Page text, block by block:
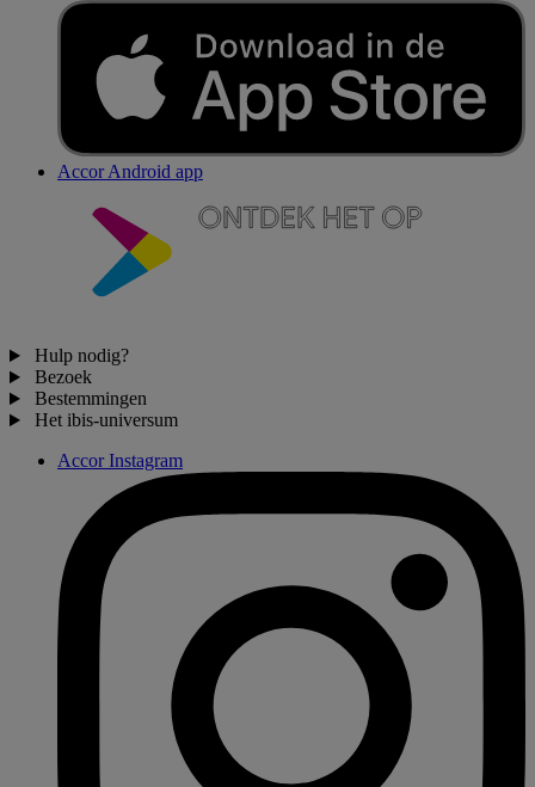
Accor Android app
Hulp nodig?
Bezoek
Bestemmingen
Het ibis-universum
Accor Instagram